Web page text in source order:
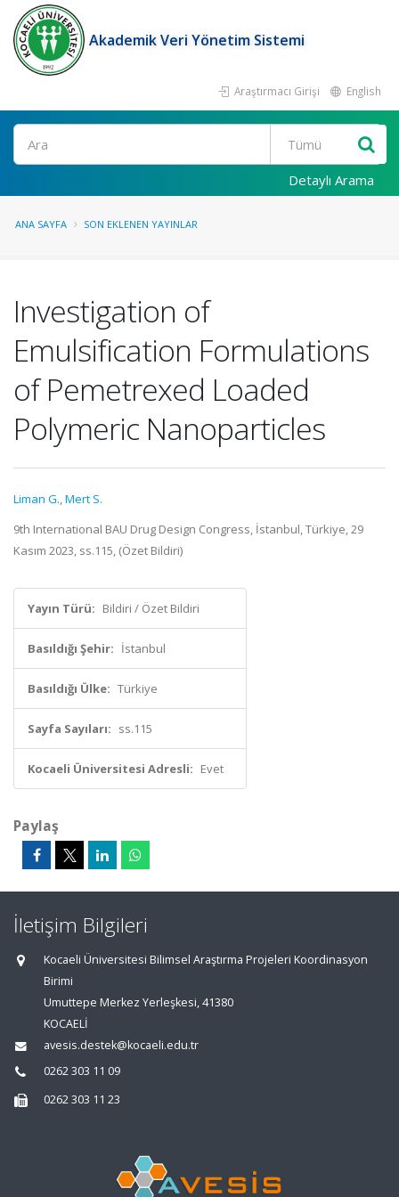
Akademik Veri Yönetim Sistemi
Araştırmacı Girişi English
Ara
Detaylı Arama
ANA SAYFA SON EKLENEN YAYINLAR
Investigation of
Emulsification Formulations
of Pemetrexed Loaded
Polymeric Nanoparticles
Liman G.,Mert S.
9th International BAU Drug Design Congress, İstanbul, Türkiye, 29
Kasım 2023, ss.115, (Özet Bildiri)
Yayın Türü: Bildiri / Özet Bildiri
Basıldığı Şehir: İstanbul
Basıldığı Ülke: Türkiye
Sayfa Sayıları: ss.115
Kocaeli Üniversitesi Adresli: Evet
Paylaş
İletişim Bilgileri
Kocaeli Üniversitesi Bilimsel Araştırma Projeleri Koordinasyon
Birimi
Umuttepe Merkez Yerleşkesi, 41380
KOCAELİ
avesis.destek@kocaeli.edu.tr
0262 303 11 09
0262 303 11 23